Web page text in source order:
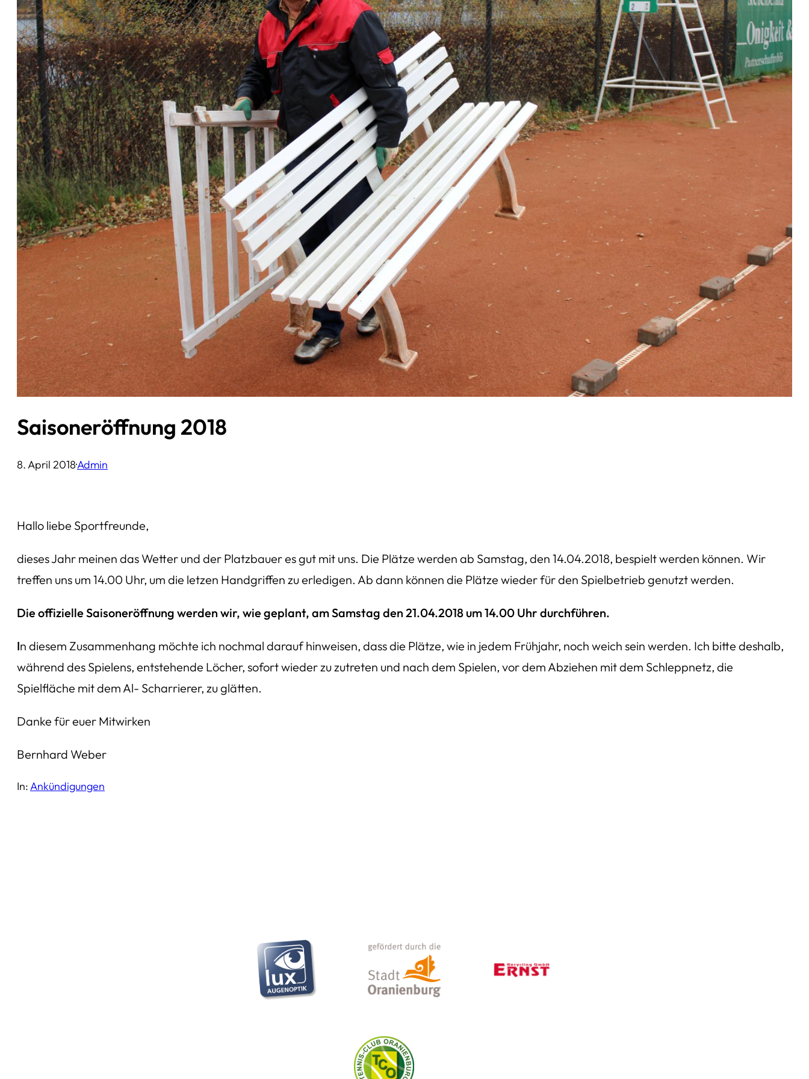
Saisoneröffnung 2018
8. April 2018·Admin
Hallo liebe Sportfreunde,
dieses Jahr meinen das Wetter und der Platzbauer es gut mit uns. Die Plätze werden ab Samstag, den 14.04.2018, bespielt werden können. Wir
treffen uns um 14.00 Uhr, um die letzen Handgriffen zu erledigen. Ab dann können die Plätze wieder für den Spielbetrieb genutzt werden.
Die offizielle Saisoneröffnung werden wir, wie geplant, am Samstag den 21.04.2018 um 14.00 Uhr durchführen.
In diesem Zusammenhang möchte ich nochmal darauf hinweisen, dass die Plätze, wie in jedem Frühjahr, noch weich sein werden. Ich bitte deshalb,
während des Spielens, entstehende Löcher, sofort wieder zu zutreten und nach dem Spielen, vor dem Abziehen mit dem Schleppnetz, die
Spielfläche mit dem Al- Scharrierer, zu glätten.
Danke für euer Mitwirken
Bernhard Weber
In:Ankündigungen